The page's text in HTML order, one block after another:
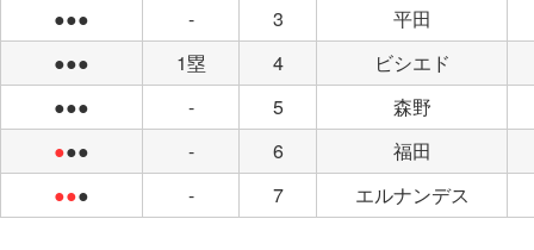
●●● - 3
平田
●●●
1塁 4
ビシエド
●●●
- 5
森野
●●● - 6
福田
●●● - 7 エルナンデス